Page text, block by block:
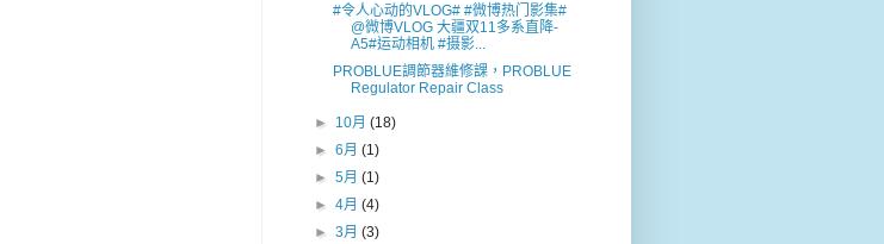
#令人心动的VLOG# #微博热门影集#
@微博VLOG 大疆双11多系直降-
A5#运动相机 #摄影...
PROBLUE調節器維修課，PROBLUE
Regulator Repair Class
► 10月(18)
►6月(1)
►5月(1)
►4月(4)
►3月(3)